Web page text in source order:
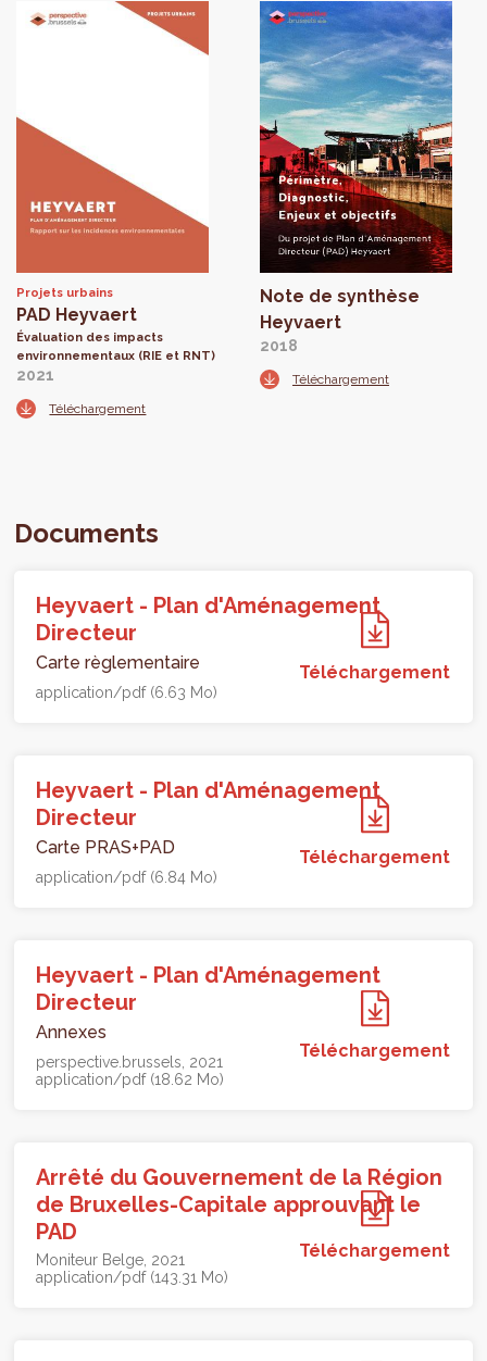
Projets urbains
PAD Heyvaert
Évaluation des impacts
environnementaux (RIE et RNT)
2021
Téléchargement
Note de synthèse
Heyvaert
2018
Téléchargement
Documents
Heyvaert - Plan d'Aménagement
Directeur
Carte règlementaire
application/pdf (6.63 Mo)
Téléchargement
Heyvaert - Plan d'Aménagement
Directeur
Carte PRAS+PAD
application/pdf (6.84 Mo)
Téléchargement
Heyvaert - Plan d'Aménagement
Directeur
Annexes
perspective.brussels 2021
application/pdf (18.62 Mo)
Téléchargement
Arrêté du Gouvernement de la Région
de Bruxelles-Capitale approuvant le
PAD
Moniteur Belge 2021
application/pdf (143.31 Mo)
Téléchargement